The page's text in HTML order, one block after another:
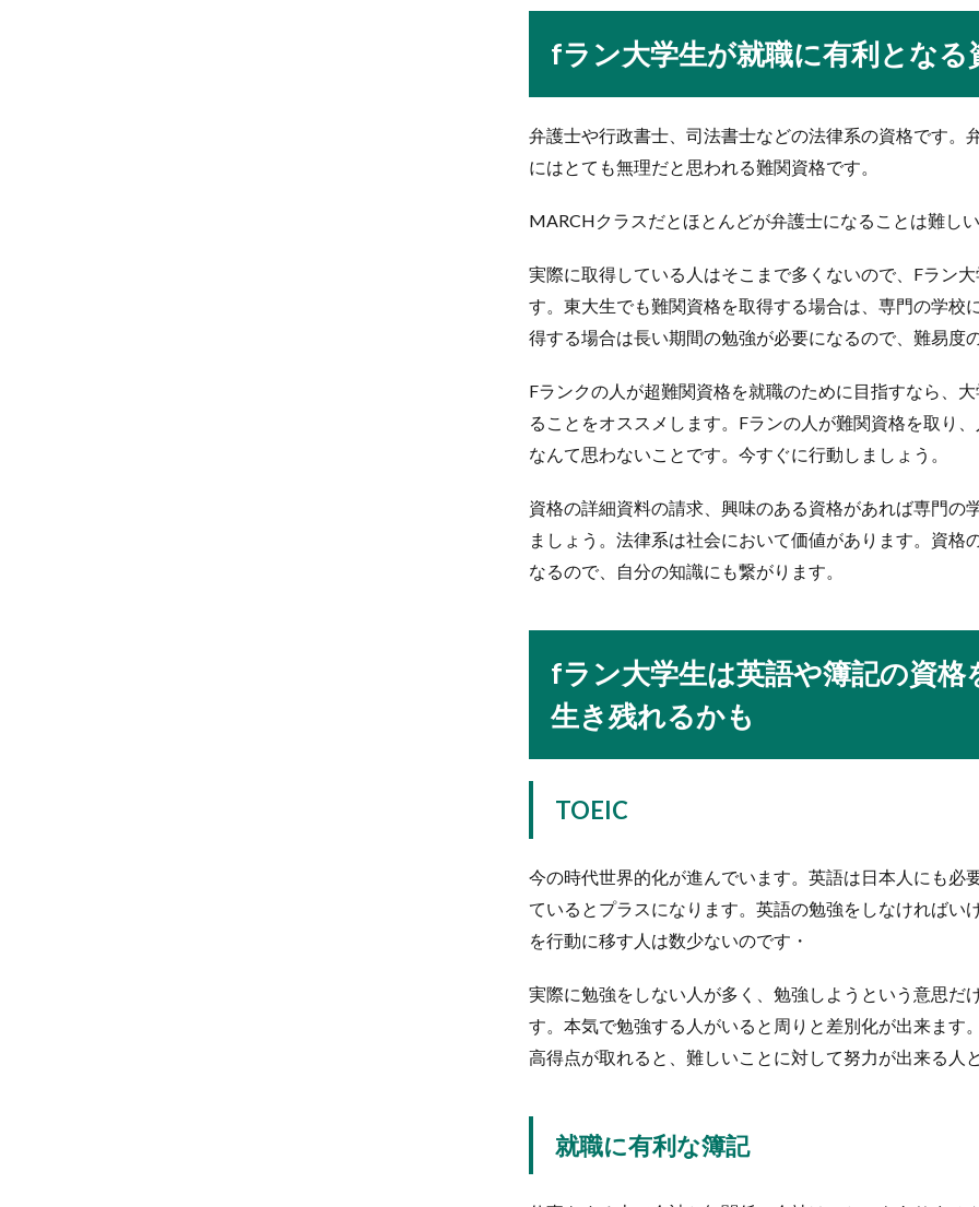
専業主婦として、子供を育て
もと十分過...
バスケの基本的な練習
これからバスケを始めたいと
会社の休憩時間に15分程度
るって知って...
電話が鳴るのが怖い！
仕事で電話がかかってくるの
面接で血液型を聞かれ
賛否両論！？美容師の
fラン大学生が就職に有利となる
弁護士や行政書士、司法書士などの法律系の資格です。
にはとても無理だと思われる難関資格です。
MARCHクラスだとほとんどが弁護士になることは難しい
実際に取得している人はそこまで多くないので、Fラン
す。東大生でも難関資格を取得する場合は、専門の学校
得する場合は長い期間の勉強が必要になるので、難易度
Fランクの人が超難関資格を就職のために目指すなら、
ることをオススメします。Fランの人が難関資格を取り
なんて思わないことです。今すぐに行動しましょう。
資格の詳細資料の請求、興味のある資格があれば専門の
ましょう。法律系は社会において価値があります。資格
なるので、自分の知識にも繋がります。
fラン大学生は英語や簿記の資
生き残れるかも
TOEIC
今の時代世界的化が進んでいます。英語は日本人にも必
ているとプラスになります。英語の勉強をしなければい
を行動に移す人は数少ないのです・
実際に勉強をしない人が多く、勉強しようという意思だ
す。本気で勉強する人がいると周りと差別化が出来ます
高得点が取れると、難しいことに対して努力が出来る人
就職に有利な簿記